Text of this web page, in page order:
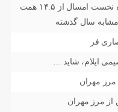
حق بیمه تولیدی بیمه ملت در چهار ماه نخست امسال از ۱۴.۵ همت
فر
ایلام، شاید …
مرز مهران